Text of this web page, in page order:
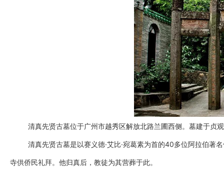
清真先贤古墓位于广州市越秀区解放北路兰圃西侧。墓建于
清真先贤古墓是以赛义德·艾比·宛葛素为首的40多位阿拉伯著
寺供侨民礼拜。他归真后，教徒为其营葬于此。